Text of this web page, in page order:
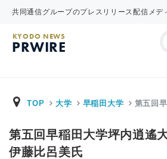
共同通信グループのプレスリリース配信メデ
KYODO NEWS
PRWIRE
TOP 大学 早稲田大学 第五回
第五回早稲田大学坪内逍遙
伊藤比呂美氏